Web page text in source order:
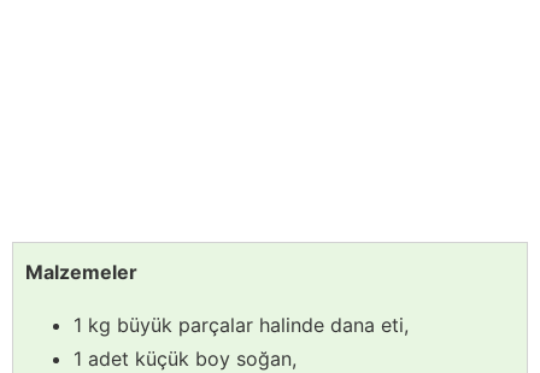
Malzemeler
1 kg büyük parçalar halinde dana eti,
1 adet küçük boy soğan,